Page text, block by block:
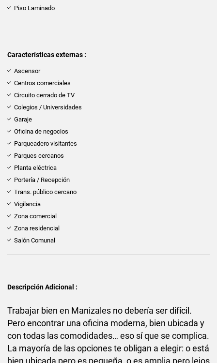
Piso Laminado
Características externas :
Ascensor
Centros comerciales
Circuito cerrado de TV
Colegios / Universidades
Garaje
Oficina de negocios
Parqueadero visitantes
Parques cercanos
Planta eléctrica
Portería / Recepción
Trans. público cercano
Vigilancia
Zona comercial
Zona residencial
Salón Comunal
Descripción Adicional :
Trabajar bien en Manizales no debería ser difícil.
Pero encontrar una oficina moderna, bien ubicada y
con todas las comodidades… eso sí que se complica.
La mayoría de las opciones te obligan a elegir: o está
bien ubicada pero es pequeña, o es amplia pero lejos